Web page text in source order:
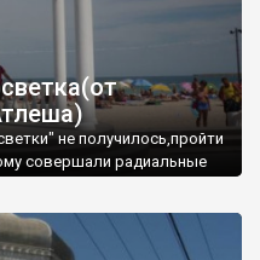
не получилось,пройти
совершали радиальные